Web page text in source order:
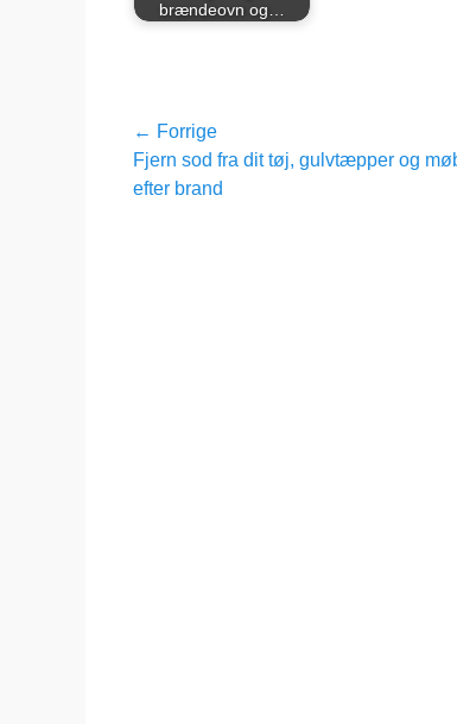
brændeovn og…
Indlægsnavigation
← Forrige
Forrige
indlæg:
Fjern sod fra dit tøj, gulvtæpper og
efter brand